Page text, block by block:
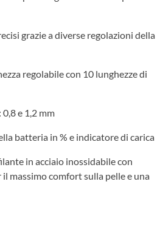
grazie a diverse regolazioni della
regolabile con 10 lunghezze di
e 1,2 mm
batteria in % e indicatore di carica
in acciaio inossidabile con
massimo comfort sulla pelle e una